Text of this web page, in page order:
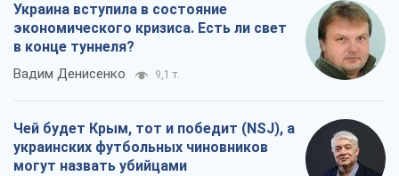
Украина вступила в состояние
экономического кризиса. Есть ли свет
в конце туннеля?
Вадим Денисенко 9,1 т.
Чей будет Крым, тот и победит (NSJ), а
украинских футбольных чиновников
могут назвать убийцами